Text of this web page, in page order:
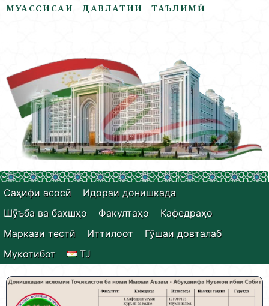
МУАССИСАИ ДАВЛАТИИ ТАЪЛИМӢ
Саҳифи асосӣ
Идораи донишкада
Шӯъба ва бахшҳо
Факултаҳо
Кафедраҳо
Маркази тестӣ
Иттилоот
Гӯшаи довталаб
Мукотибот
TJ